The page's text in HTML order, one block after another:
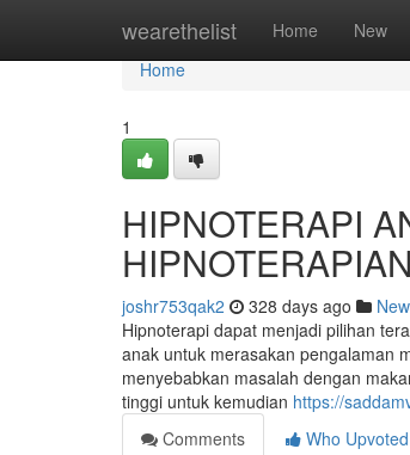
wearethelist Home New
Home
Home
1
HIPNOTERAPI
joshr753qak2 328 days ago
Hipnoterapi dapat menjadi pilihan
anak untuk merasakan pengalaman
menyebabkan masalah dengan
tinggi untuk kemudian https://
Comments
Who Upvoted